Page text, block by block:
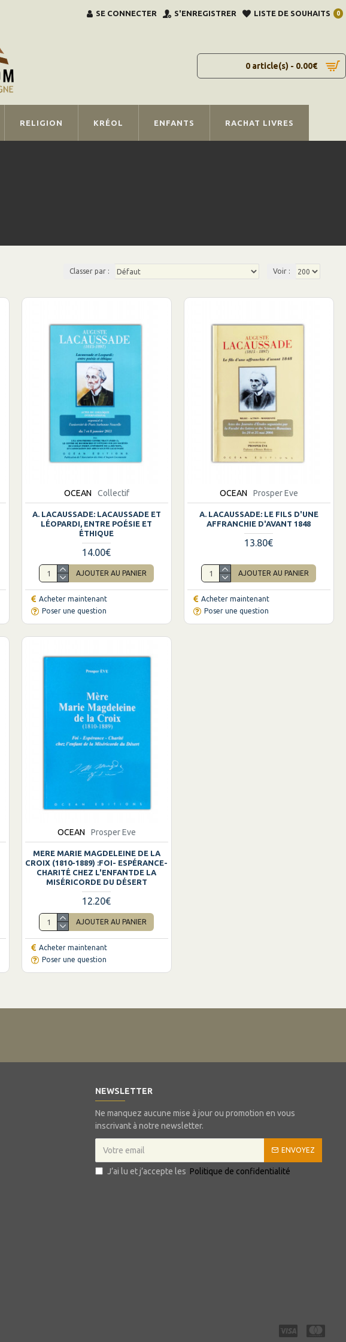
SE CONNECTER S'ENREGISTRER LISTE DE SOUHAITS 0
0 article(s) - 0.00€
RELIGION KRÉOL ENFANTS RACHAT LIVRES
Classer par : Voir :
OCEAN Collectif
A. LACAUSSADE: LACAUSSADE ET
LÉOPARDI, ENTRE POÉSIE ET
ÉTHIQUE
14.00€
AJOUTER AU PANIER
Acheter maintenant
Poser une question
OCEAN Prosper Eve
A. LACAUSSADE: LE FILS D'UNE
AFFRANCHIE D'AVANT 1848
13.80€
AJOUTER AU PANIER
Acheter maintenant
Poser une question
OCEAN Prosper Eve
MERE MARIE MAGDELEINE DE LA
CROIX (1810-1889) :FOI- ESPÉRANCE-
CHARITÉ CHEZ L'ENFANTDE LA
MISÉRICORDE DU DÉSERT
12.20€
AJOUTER AU PANIER
Acheter maintenant
Poser une question
NEWSLETTER
Ne manquez aucune mise à jour ou promotion en vous
inscrivant à notre newsletter.
ENVOYEZ
J’ai lu et j’accepte les Politique de confidentialité